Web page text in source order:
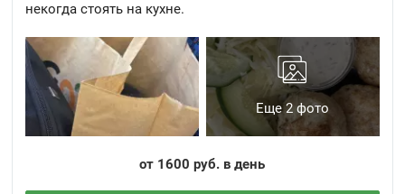
некогда стоять на кухне.
Еще 2 фото
от 1600 руб. в день